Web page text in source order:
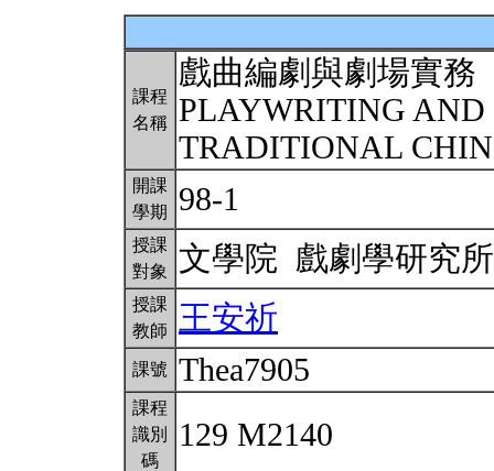
課程
名稱
戲曲編劇與劇場實務
PLAYWRITING
TRADITIONAL
開課
學期
98-1
授課
對象
文學院 戲劇學研究
授課
教師
王安祈
課號 Thea7905
課程
識別
碼
129 M2140